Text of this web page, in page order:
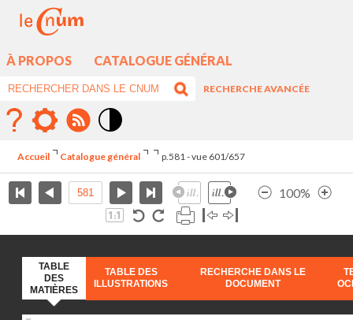
À PROPOS CATALOGUE GÉNÉRAL
RECHERCHE AVANCÉE
élévé
Accueil Catalogue général p.581 - vue 601/657
100%
TABLE
DES
MATIÈRES
TABLE DES
ILLUSTRATIONS
RECHERCHE DANS LE
DOCUMENT